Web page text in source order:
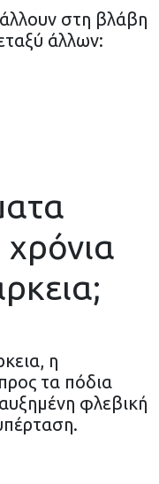
στη βλάβη
άλλων:
η
τα πόδια
φλεβική